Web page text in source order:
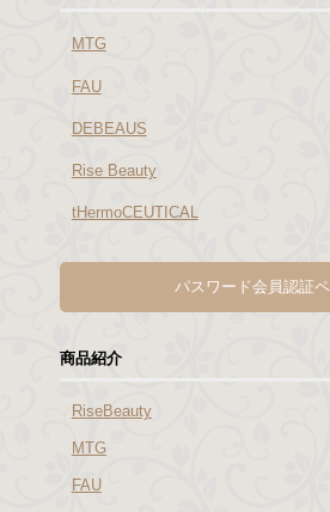
MTG
FAU
DEBEAUS
Rise Beauty
tHermoCEUTICAL
パスワード会員認証
商品紹介
RiseBeauty
MTG
FAU